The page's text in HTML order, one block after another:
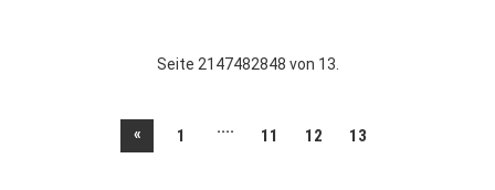
Seite 2147482848 von 13.
« 1 .... 11 12 13